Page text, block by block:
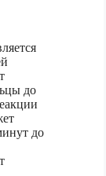
до
до